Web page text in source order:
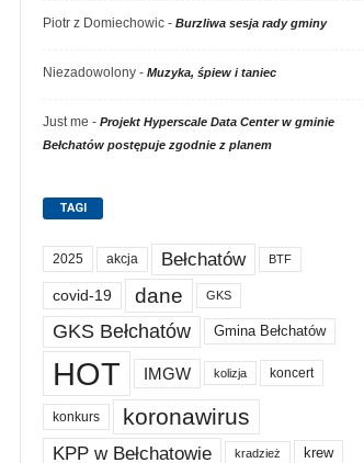
Piotr z Domiechowic- Burzliwa sesja rady gminy
Niezadowolony- Muzyka, śpiew i taniec
Just me - Projekt Hyperscale Data Center w gminie
Bełchatów postępuje zgodnie z planem
TAGI
2025 akcja Bełchatów BTF
covid-19 dane GKS
GKS Bełchatów Gmina Bełchatów
HOT IMGW kolizja koncert
konkurs koronawirus
KPP w Bełchatowie kradzież krew